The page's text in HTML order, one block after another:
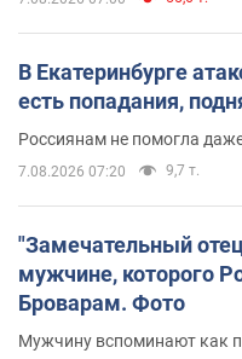
В Екатеринбурге
есть попадания,
Россиянам не помогла
7.08.2026 07:20 9,7 т.
"Замечательный
мужчине, которого
Броварам. Фото
Мужчину вспоминают как